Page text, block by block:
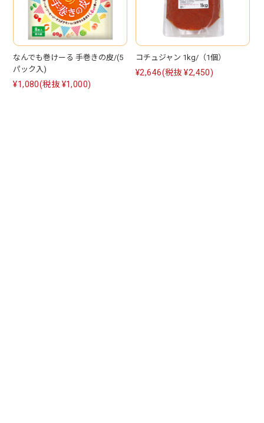
なんでも巻けーる 手巻きの皮/(5
パック入)
¥1,080(税抜 ¥1,000)
コチュジャン 1kg/（1個）
¥2,646(税抜 ¥2,450)